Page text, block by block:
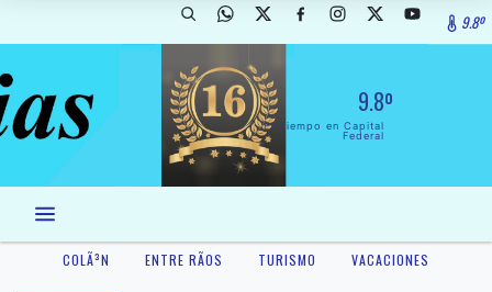
9.8º
9.8º
El Tiempo en Capital
Federal
COLÃ³N ENTRE RÃ­OS TURISMO VACACIONES